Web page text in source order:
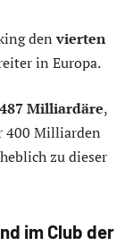
denvierten
in Europa.
487 Milliardäre,
400 Milliarden
zu dieser
im Club der